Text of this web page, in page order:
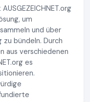
um
und über
bündeln. Durch
aus verschiedenen
es